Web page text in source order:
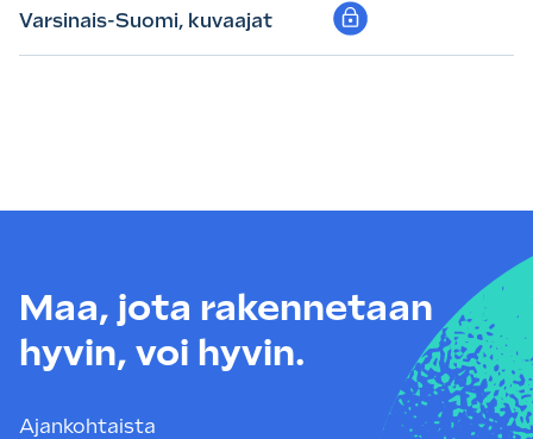
Varsinais-Suomi, kuvaajat
Maa, jota rakennetaan
hyvin, voi hyvin.
Ajankohtaista